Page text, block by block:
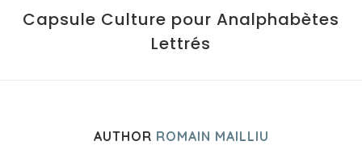
Capsule Culture pour Analphabètes
Lettrés
AUTHOR ROMAIN MAILLIU